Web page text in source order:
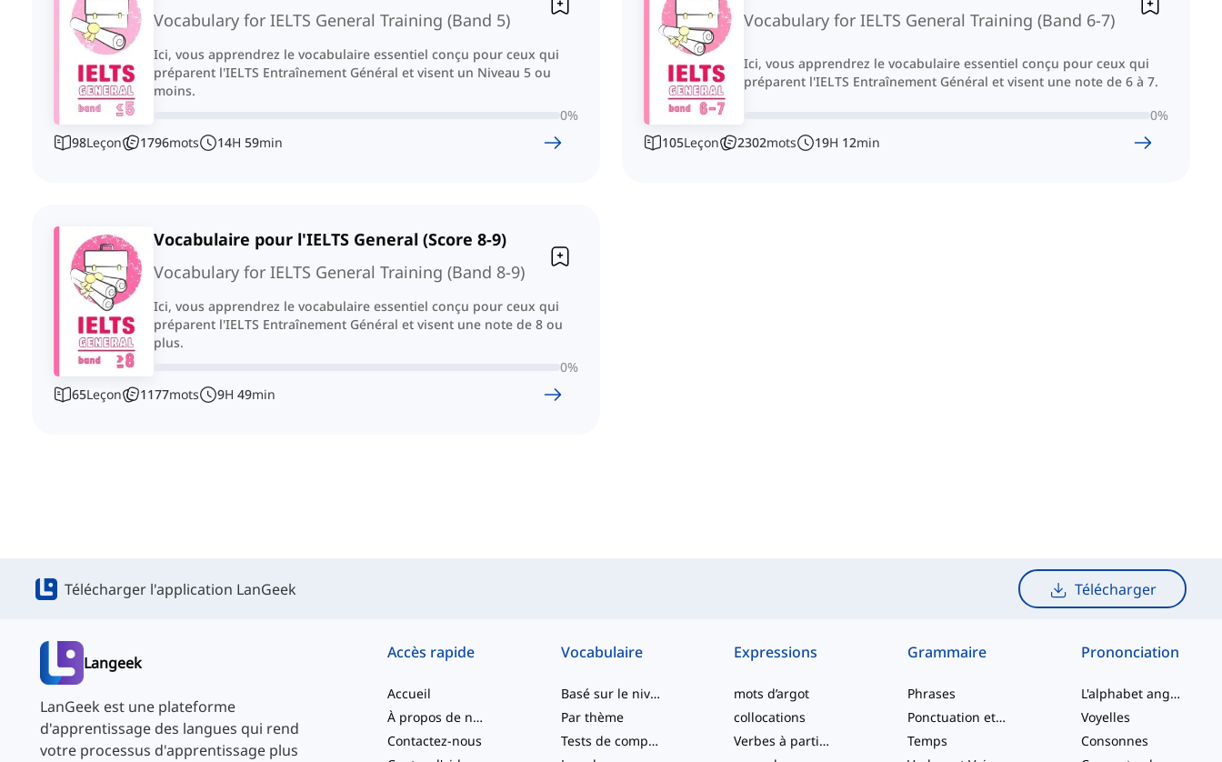
Vocabulary for IELTS General Training (Band 5)
Ici, vous apprendrez le vocabulaire essentiel conçu pour ceux qui
préparent l'IELTS Entraînement Général et visent un Niveau 5 ou
moins.
0%
98Leçon 1796mots 14H 59min
Vocabulary for IELTS General Training (Band 6-7)
Ici, vous apprendrez le vocabulaire essentiel conçu pour ceux qui
préparent l'IELTS Entraînement Général et visent une note de 6 à 7.
0%
105Leçon 2302mots 19H 12min
Vocabulaire pour l'IELTS General (Score 8-9)
Vocabulary for IELTS General Training (Band 8-9)
Ici, vous apprendrez le vocabulaire essentiel conçu pour ceux qui
préparent l'IELTS Entraînement Général et visent une note de 8 ou
plus.
0%
65Leçon 1177mots 9H 49min
Télécharger l'application LanGeek Télécharger
Langeek
LanGeek est une plateforme
d'apprentissage des langues qui rend
votre processus d'apprentissage plus
Accès rapide
Accueil
À propos de nous
Contactez-nous
Vocabulaire
Basé sur le niveau
Par thème
Tests de compétence
Expressions
mots d’argot
collocations
Verbes à particule
Grammaire
Phrases
Ponctuation et Orthographe
Temps
Prononciation
L'alphabet anglais
Voyelles
Consonnes